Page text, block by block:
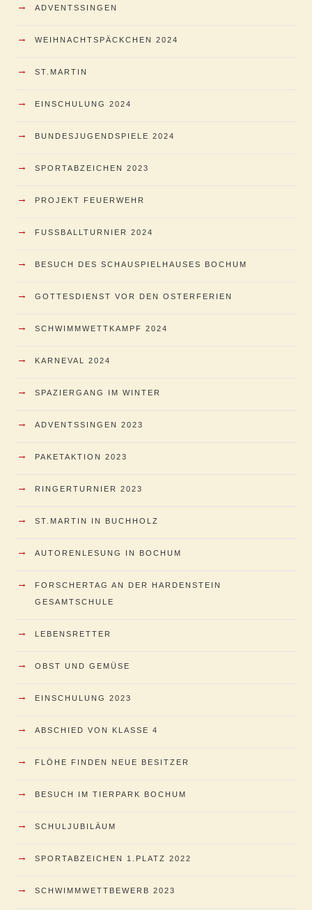
→ ADVENTSSINGEN
→ WEIHNACHTSPÄCKCHEN 2024
→ ST.MARTIN
→ EINSCHULUNG 2024
→ BUNDESJUGENDSPIELE 2024
→ SPORTABZEICHEN 2023
→ PROJEKT FEUERWEHR
→ FUSSBALLTURNIER 2024
→ BESUCH DES SCHAUSPIELHAUSES BOCHUM
→ GOTTESDIENST VOR DEN OSTERFERIEN
→ SCHWIMMWETTKAMPF 2024
→ KARNEVAL 2024
→ SPAZIERGANG IM WINTER
→ ADVENTSSINGEN 2023
→ PAKETAKTION 2023
→ RINGERTURNIER 2023
→ ST.MARTIN IN BUCHHOLZ
→ AUTORENLESUNG IN BOCHUM
→
FORSCHERTAG AN DER HARDENSTEIN
GESAMTSCHULE
→ LEBENSRETTER
→ OBST UND GEMÜSE
→ EINSCHULUNG 2023
→ ABSCHIED VON KLASSE 4
→ FLÖHE FINDEN NEUE BESITZER
→ BESUCH IM TIERPARK BOCHUM
→ SCHULJUBILÄUM
→ SPORTABZEICHEN 1.PLATZ 2022
→ SCHWIMMWETTBEWERB 2023